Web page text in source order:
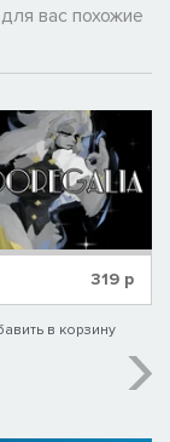
вас похожие
319р
в корзину